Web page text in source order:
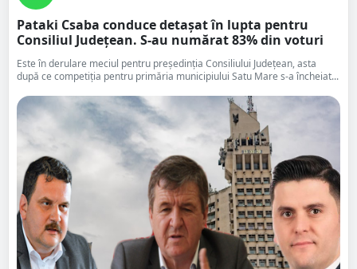
Pataki Csaba conduce detașat în lupta pentru
Consiliul Județean. S-au numărat 83% din voturi
Este în derulare meciul pentru președinția Consiliului Județean, asta
după ce competiția pentru primăria municipiului Satu Mare s-a încheiat...